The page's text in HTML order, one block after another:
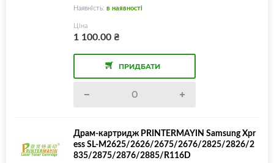
Наявність: в наявності
Ціна
1 100.00₴
ПРИДБАТИ
Драм-картридж PRINTERMAYIN Samsung Xpr
ess SL-M2625/2626/2675/2676/2825/2826/2
835/2875/2876/2885/R116D